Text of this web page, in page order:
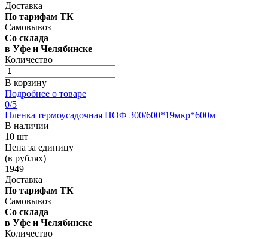
Доставка
По тарифам ТК
Самовывоз
Со склада
в Уфе и Челябинске
Количество
В корзину
Подробнее о товаре
0/5
Пленка термоусадочная ПОФ 300/600*19мкр*600м
В наличии
10 шт
Цена за единицу
(в рублях)
1949
Доставка
По тарифам ТК
Самовывоз
Со склада
в Уфе и Челябинске
Количество